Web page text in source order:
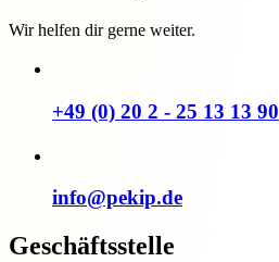
Wir helfen dir gerne weiter.
+49 (0) 20 2 - 25 13 13 90
info@pekip.de
Geschäftsstelle